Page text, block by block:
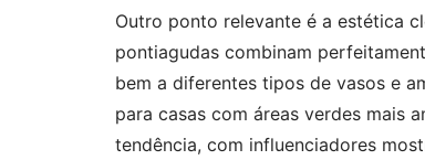
Outro ponto relevante é a estética
pontiagudas combinam
bem a diferentes tipos de vasos e
para casas com áreas verdes mais
tendência, com influenciadores